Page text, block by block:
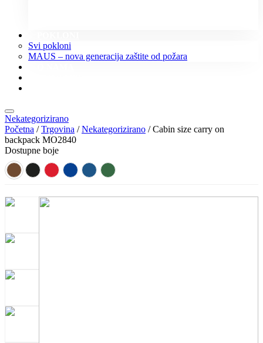
Svi pokloni
MAUS – nova generacija zaštite od požara
Nekategorizirano
Početna /Trgovina /Nekategorizirano / Cabin size carry on
backpack MO2840
Dostupne boje